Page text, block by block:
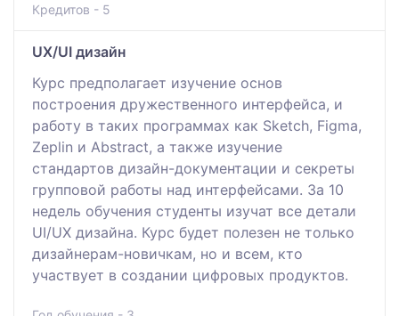
Кредитов - 5
UX/UI дизайн
Курс предполагает изучение основ
построения дружественного интерфейса, и
работу в таких программах как Sketch, Figma,
Zeplin и Abstract, а также изучение
стандартов дизайн-документации и секреты
групповой работы над интерфейсами. За 10
недель обучения студенты изучат все детали
UI/UX дизайна. Курс будет полезен не только
дизайнерам-новичкам, но и всем, кто
участвует в создании цифровых продуктов.